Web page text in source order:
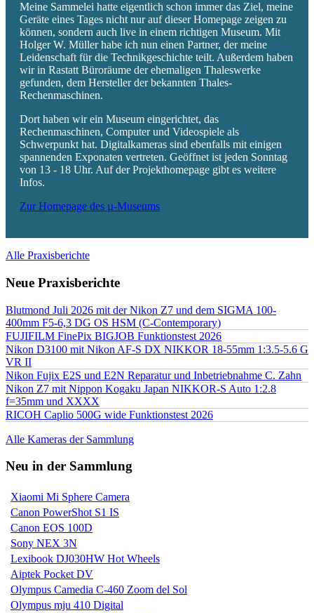
Meine Sammelei hatte eigentlich schon immer das Ziel, meine
Geräte eines Tages nicht nur auf dieser Homepage zeigen zu
können, sondern auch live in einem richtigen Museum. Mit
Holger W. Müller habe ich nun einen Partner, der meine
Leidenschaft für die Technikgeschichte teilt. Außerdem haben
wir in Rastatt Büroräume der ehemaligen Thaleswerke
gefunden, dem Hersteller der bekannten Thales-
Rechenmaschinen.
Dort haben wir ein Museum eingerichtet, das
Rechenmaschinen, Computer und Videospiele als
Schwerpunkt hat. Digitalkameras sind ebenfalls mit einigen
spannenden Exponaten vertreten. Geöffnet ist jeden Sonntag
von 13 - 18 Uhr. Auf der Projekthomepage gibt es weitere
Infos.
Zur Homepage des µ-Museums
Alle Praxisberichte
Neue Praxisberichte
Blutmond Juli 2026 mit der Nikon Z7 und dem SIGMA 100-
400mm F5-6,3 DG OS HSM (C-Contemporary)
FUJIFILM FinePix BIGJOB Funktionstest 2026
Nikon D3100 mit Nikon AF-S DX NIKKOR 18-55mm 1:3.5-5.6 G
VR II
Nikon Fujix E2S und E2N Reparatur und Inbetriebnahme C. Zahn
Nikon Z7 mit Nippon Kogaku Japan NIKKOR-S Auto 1:2.8
f=35mm und XXXX
RICOH Caplio 500G wide Funktionstest 2026
Alle Kameras der Sammlung
Neu in der Sammlung
Xiaomi Mi Sphere Camera
Canon PowerShot S1 IS
Canon EOS 100D
Sony NEX 3N
Lexibook DJ030HW Hot Wheels
Aiptek Pocket DV
Olympus Camedia C-460 Zoom del Sol
Olympus mju 410 Digital